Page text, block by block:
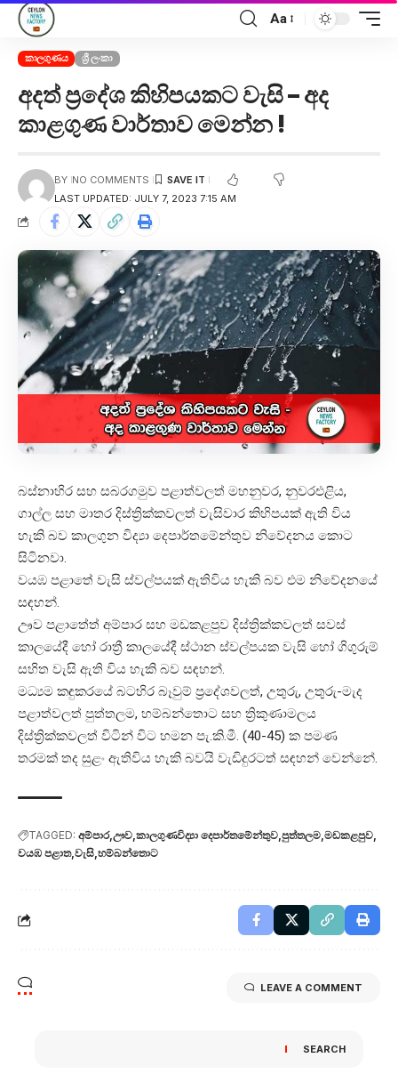
Aa
කාලගුණය ශ්‍රී ලංකා
අදත් ප්‍රදේශ කිහිපයකට වැසි – අද
කාළගුණ වාර්තාව මෙන්න !
LAST UPDATED: JULY 7, 2023 7:15 AM
BY NO COMMENTS
බස්නාහිර සහ සබරගමුව පළාත්වලත් මහනුවර, නුවරඑළිය,
ගාල්ල සහ මාතර දිස්ත්‍රික්කවලත් වැසිවාර කිහිපයක් ඇති විය
හැකි බව කාලගුන විද්‍යා දෙපාර්තමේන්තුව නිවේදනය කොට
සිටිනවා.
වයඹ පළාතේ වැසි ස්වල්පයක් ඇතිවිය හැකි බව එම නිවේදනයේ
සඳහන්.
ඌව පළාතේත් අම්පාර සහ මඩකළපුව දිස්ත්‍රික්කවලත් සවස්
කාලයේදී හෝ රාත්‍රී කාලයේදී ස්ථාන ස්වල්පයක වැසි හෝ ගිගුරුම්
සහිත වැසි ඇති විය හැකි බව සඳහන්.
මධ්‍යම කඳුකරයේ බටහිර බෑවුම් ප්‍රදේශවලත්, උතුරු, උතුරු-මැද
පළාත්වලත් පුත්තලම, හම්බන්තොට සහ ත්‍රිකුණාමලය
දිස්ත්‍රික්කවලත් විටින් විට හමන පැ.කි.මී. (40-45) ක පමණ
තරමක් තද සුළං ඇතිවිය හැකි බවයි වැඩිදුරටත් සඳහන් වෙන්නේ.
TAGGED: අම්පාර ඌව කාලගුණවිද්‍යා දෙපාර්තමේන්තුව පුත්තලම මඩකළපුව
වයඹ පළාත වැසි හම්බන්තොට
LEAVE A COMMENT
SEARCH